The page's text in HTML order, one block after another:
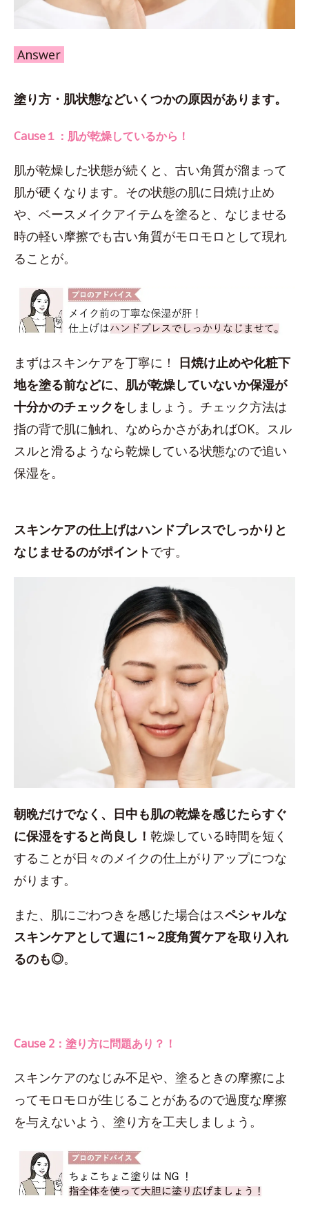
Answer
塗り方・肌状態などいくつかの原因があります。
Cause１：肌が乾燥しているから！
肌が乾燥した状態が続くと、古い角質が溜まって
肌が硬くなります。その状態の肌に日焼け止め
や、ベースメイクアイテムを塗ると、なじませる
時の軽い摩擦でも古い角質がモロモロとして現れ
ることが。
まずはスキンケアを丁寧に！
日焼け止めや化粧下
地を塗る前などに、肌が乾燥していないか保湿が
十分かのチェックを しましょう。チェック方法は
指の背で肌に触れ、なめらかさがあればOK。スル
スルと滑るようなら乾燥している状態なので追い
保湿を。
スキンケアの仕上げはハンドプレスでしっかりと
なじませるのがポイントです。
朝晩だけでなく、日中も肌の乾燥を感じたらすぐ
に保湿をすると尚良し！ 乾燥している時間を短く
することが日々のメイクの仕上がりアップにつな
がります。
また、肌にごわつきを感じた場合はスペシャルな
スキンケアとして週に1～2度角質ケアを取り入れ
るのも◎。
Cause 2：塗り方に問題あり？！
スキンケアのなじみ不足や、塗るときの摩擦によ
ってモロモロが生じることがあるので過度な摩擦
を与えないよう、塗り方を工夫しましょう。